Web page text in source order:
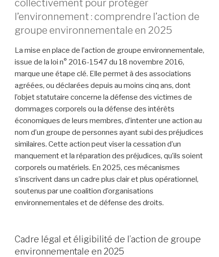
collectivement pour protéger
l’environnement : comprendre l’action de
groupe environnementale en 2025
La mise en place de l’action de groupe environnementale,
issue de la loi n° 2016-1547 du 18 novembre 2016,
marque une étape clé. Elle permet à des associations
agréées, ou déclarées depuis au moins cinq ans, dont
l’objet statutaire concerne la défense des victimes de
dommages corporels ou la défense des intérêts
économiques de leurs membres, d’intenter une action au
nom d’un groupe de personnes ayant subi des préjudices
similaires. Cette action peut viser la cessation d’un
manquement et la réparation des préjudices, qu’ils soient
corporels ou matériels. En 2025, ces mécanismes
s’inscrivent dans un cadre plus clair et plus opérationnel,
soutenus par une coalition d’organisations
environnementales et de défense des droits.
Cadre légal et éligibilité de l’action de groupe
environnementale en 2025